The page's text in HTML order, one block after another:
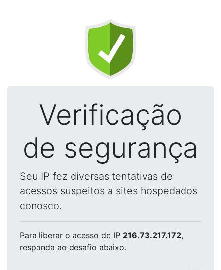
Verificação
de segurança
Seu IP fez diversas tentativas de
acessos suspeitos a sites hospedados
conosco.
Para liberar o acesso do IP 216.73.217.172,
responda ao desafio abaixo.